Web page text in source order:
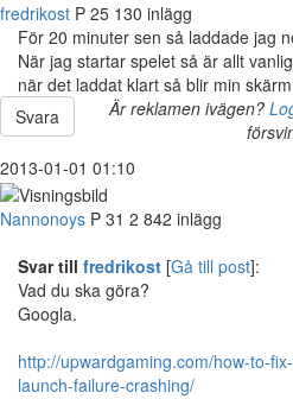
fredrikost P 25 130 inlägg
För 20 minuter sen så laddade jag
När jag startar spelet så är allt
när det laddat klart så blir min
Svara
Är reklamen ivägen?
2013-01-01 01:10
Nannonoys P 31 2 842 inlägg
Svar till fredrikost [Gå till post]:
Vad du ska göra?
Googla.
http://upwardgaming.com/how-to-
launch-failure-crashing/